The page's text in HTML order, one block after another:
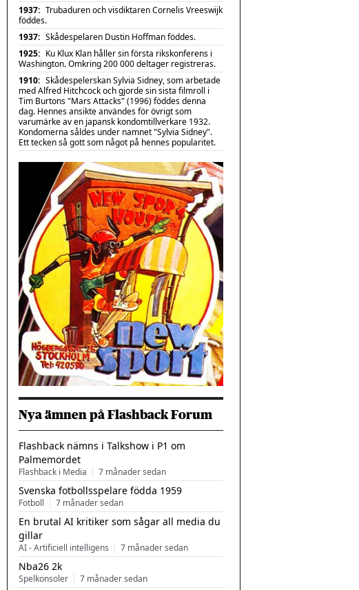
1937: Trubaduren och visdiktaren Cornelis Vreeswijk
föddes.
1937: Skådespelaren Dustin Hoffman föddes.
1925: Ku Klux Klan håller sin första rikskonferens i
Washington. Omkring 200 000 deltager registreras.
1910: Skådespelerskan Sylvia Sidney, som arbetade
med Alfred Hitchcock och gjorde sin sista filmroll i
Tim Burtons "Mars Attacks" (1996) föddes denna
dag. Hennes ansikte användes för övrigt som
varumärke av en japansk kondomtillverkare 1932.
Kondomerna såldes under namnet "Sylvia Sidney".
Ett tecken så gott som något på hennes popularitet.
Nya ämnen på Flashback Forum
Flashback nämns i Talkshow i P1 om
Palmemordet
Flashback i Media 7 månader sedan
Svenska fotbollsspelare födda 1959
Fotboll 7 månader sedan
En brutal AI kritiker som sågar all media du
gillar
AI - Artificiell intelligens 7 månader sedan
Nba26 2k
Spelkonsoler 7 månader sedan